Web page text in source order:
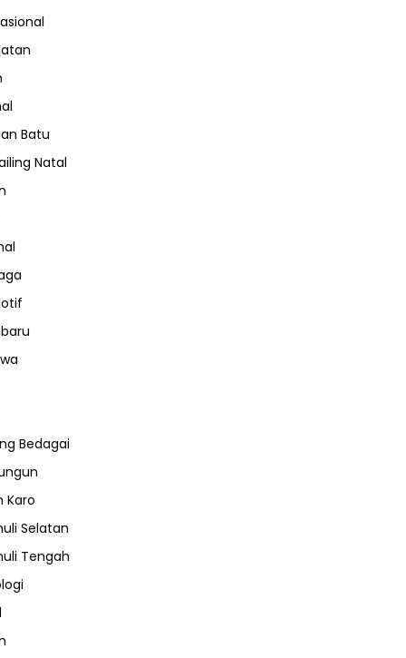
Batu
Natal
Bedagai
Karo
Selatan
Tengah